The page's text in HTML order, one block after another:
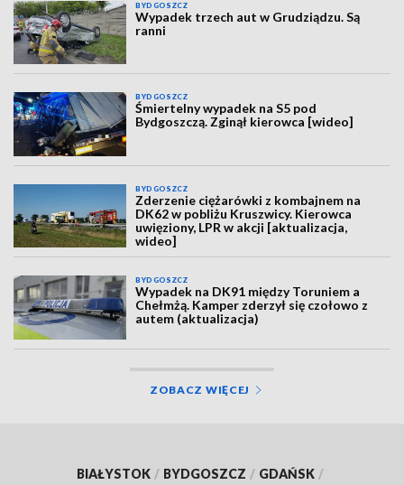
BYDGOSZCZ
Wypadek trzech aut w Grudziądzu. Są
ranni
BYDGOSZCZ
Śmiertelny wypadek na S5 pod
Bydgoszczą. Zginął kierowca [wideo]
BYDGOSZCZ
Zderzenie ciężarówki z kombajnem na
DK62 w pobliżu Kruszwicy. Kierowca
uwięziony, LPR w akcji [aktualizacja,
wideo]
BYDGOSZCZ
Wypadek na DK91 między Toruniem a
Chełmżą. Kamper zderzył się czołowo z
autem (aktualizacja)
ZOBACZ WIĘCEJ
BIAŁYSTOK / BYDGOSZCZ / GDAŃSK /